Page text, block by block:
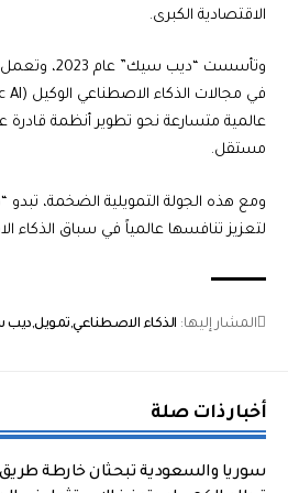
الاقتصادية الكبرى.
وتأسست “ديب
عالمية متسارعة نحو تطوير أنظمة قادرة
مستقل.
ومع هذه الجولة التمويلية الضخمة،
لتعزيز تنافسها عالمياً في سباق الذكاء
المشار إليها: الذكاء الاصطناعي تمويل ديب
أخبار ذات صلة
سوريا والسعودية تبحثان خارطة